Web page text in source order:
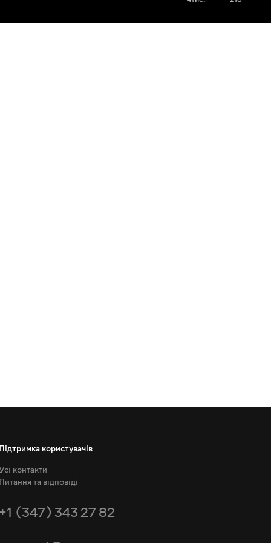
Підтримка користувачів
контакти
Питання та відповіді
+1 (347) 343 27 82